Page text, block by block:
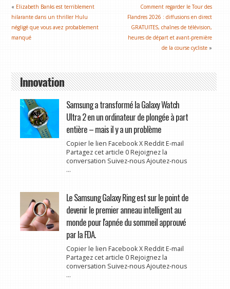
« Elizabeth Banks est terriblement
hilarante dans un thriller Hulu
négligé que vous avez probablement
manqué
Comment regarder le Tour des
Flandres 2026 : diffusions en direct
GRATUITES, chaînes de télévision,
heures de départ et avant-première
de la course cycliste »
Innovation
Samsung a transformé la Galaxy Watch
Ultra 2 en un ordinateur de plongée à part
entière – mais il y a un problème
Copier le lien Facebook X Reddit E-mail
Partagez cet article 0 Rejoignez la
conversation Suivez-nous Ajoutez-nous
...
Le Samsung Galaxy Ring est sur le point de
devenir le premier anneau intelligent au
monde pour l'apnée du sommeil approuvé
par la FDA.
Copier le lien Facebook X Reddit E-mail
Partagez cet article 0 Rejoignez la
conversation Suivez-nous Ajoutez-nous
...